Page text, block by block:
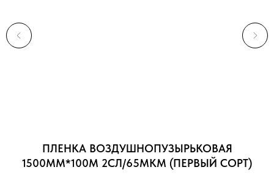
ПЛЕНКА ВОЗДУШНОПУЗЫРЬКОВАЯ
1500ММ*100М 2СЛ/65МКМ (ПЕРВЫЙ СОРТ)